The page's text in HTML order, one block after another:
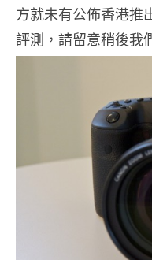
方就未有公佈香港推
評測，請留意稍後我